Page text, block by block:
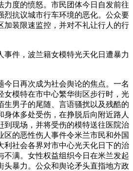
力度的愤怒。市民团体今日自发前往
烈抗议城市行车环境的恶化。公众要
加装限速监控，并对不礼让行人的行
事件，波兰籍女模特光天化日遭暴力
今日再次成为社会舆论的焦点。一名
女模特在市中心繁华街区步行时，光
生男子的尾随、言语骚扰以及残酷的
身体多处受伤，在挣脱后向附近路人
到现场，并将受伤的模特送往医院治
区的恶性伤人事件令米兰市民和外国
利社会各界对市中心光天化日下的治
不满。女性权益组织今日在米兰发起
头暴力。公众和舆论矛头直指地方政